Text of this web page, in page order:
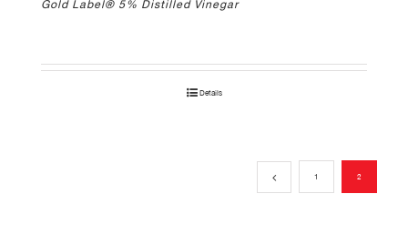
Gold Label® 5% Distilled Vinegar
Details
1 2